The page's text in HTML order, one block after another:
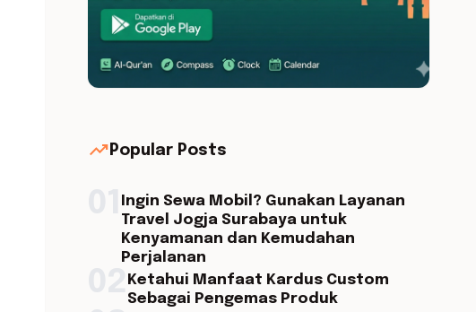
trending_up Popular Posts
Ingin Sewa Mobil? Gunakan Layanan
Travel Jogja Surabaya untuk
Kenyamanan dan Kemudahan
Perjalanan
Ketahui Manfaat Kardus Custom
Sebagai Pengemas Produk